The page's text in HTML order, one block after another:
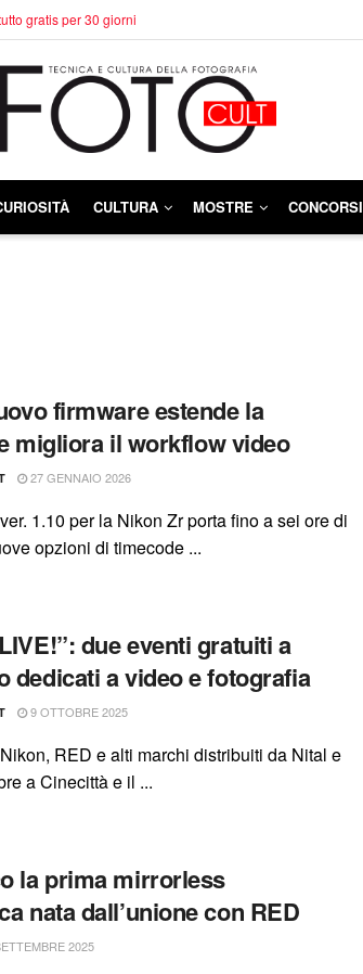
gratis per 30 giorni
CULTURA MOSTRE CONCORSI
firmware estende la
migliora il workflow video
27 GENNAIO 2026
1.10 per la Nikon Zr porta fino a sei ore di
opzioni di timecode ...
due eventi gratuiti a
dedicati a video e fotografia
9 OTTOBRE 2025
RED e alti marchi distribuiti da Nital e
a Cinecittà e il ...
la prima mirrorless
nata dall’unione con RED
2025